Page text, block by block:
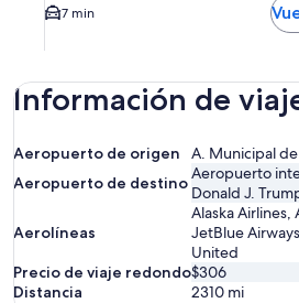
7 min
Información de
Aeropuerto de origen
A. Municipal
Aeropuerto de destinoAeropuerto
Donald J.
Aerolíneas
Alaska Airlines,
JetBlue
United
Precio de viaje redondo$306
Distancia
2310 mi